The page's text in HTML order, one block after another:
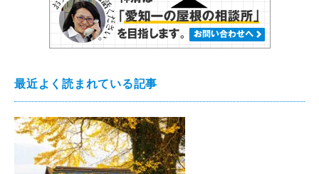
最近よく読まれている記事